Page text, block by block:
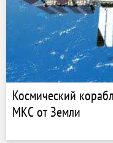
Космический
МКС от Земли